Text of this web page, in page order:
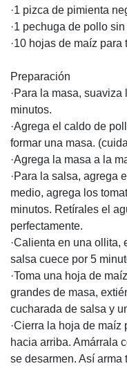
·1 pizca de pimienta
·1 pechuga de pollo
·10 hojas de maíz
Preparación
·Para la masa,
minutos.
·Agrega el caldo de
formar una masa.
·Agrega la masa a la
·Para la salsa, agrega
medio, agrega los
minutos. Retírales el
perfectamente.
·Calienta en una ollita,
salsa cuece por 5
·Toma una hoja de
grandes de masa,
cucharada de salsa y
·Cierra la hoja de
hacia arriba. Amárrala
se desarmen. Así arma